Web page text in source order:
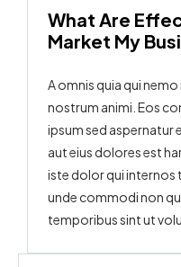
What Are
Market My
A omnis quia qui
nostrum animi. Eos
ipsum sed aspernatur
aut eius dolores est
iste dolor qui internos
unde commodi non
temporibus sint ut